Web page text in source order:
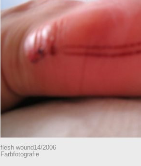
flesh wound14/2006
Farbfotografie